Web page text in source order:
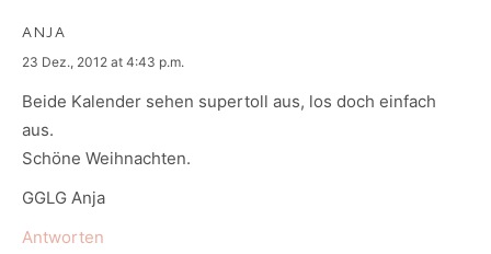
ANJA
says:
23 Dez., 2012 at 4:43 p.m.
Beide Kalender sehen supertoll aus, los doch einfach
aus.
Schöne Weihnachten.
GGLG Anja
Antworten